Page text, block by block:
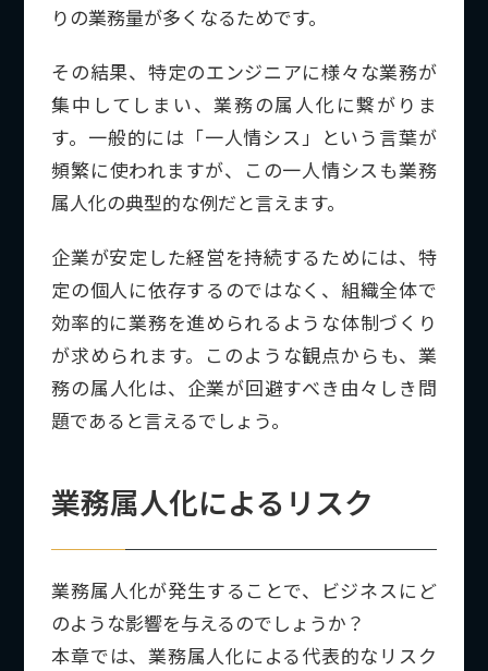
りの業務量が多くなるためです。
その結果、特定のエンジニアに様々な業務が
集中してしまい、業務の属人化に繋がりま
す。一般的には「一人情シス」という言葉が
頻繁に使われますが、この一人情シスも業務
属人化の典型的な例だと言えます。
企業が安定した経営を持続するためには、特
定の個人に依存するのではなく、組織全体で
効率的に業務を進められるような体制づくり
が求められます。このような観点からも、業
務の属人化は、企業が回避すべき由々しき問
題であると言えるでしょう。
業務属人化によるリスク
業務属人化が発生することで、ビジネスにど
のような影響を与えるのでしょうか？
本章では、業務属人化による代表的なリスク